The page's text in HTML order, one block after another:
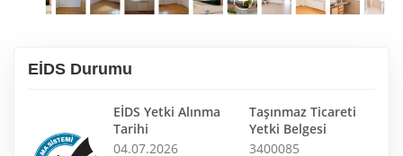
EİDS Durumu
EİDS Yetki Alınma
Tarihi
04.07.2026
Taşınmaz Ticareti
Yetki Belgesi
3400085